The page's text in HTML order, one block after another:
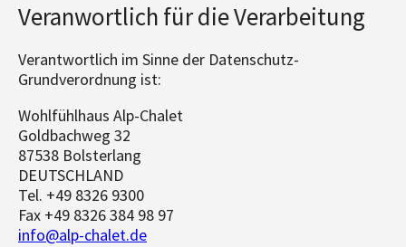
Veranwortlich für die Verarbeitung
Verantwortlich im Sinne der Datenschutz-
Grundverordnung ist:
Wohlfühlhaus Alp-Chalet
Goldbachweg 32
87538 Bolsterlang
DEUTSCHLAND
Tel. +49 8326 9300
Fax +49 8326 384 98 97
info@alp-chalet.de